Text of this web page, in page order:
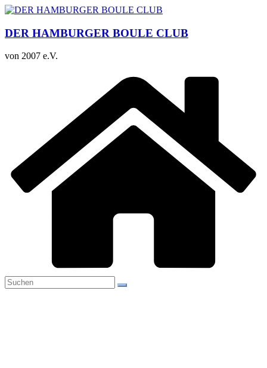
Zum
springen
DER HAMBURGER BOULE CLUB
von 2007 e.V.